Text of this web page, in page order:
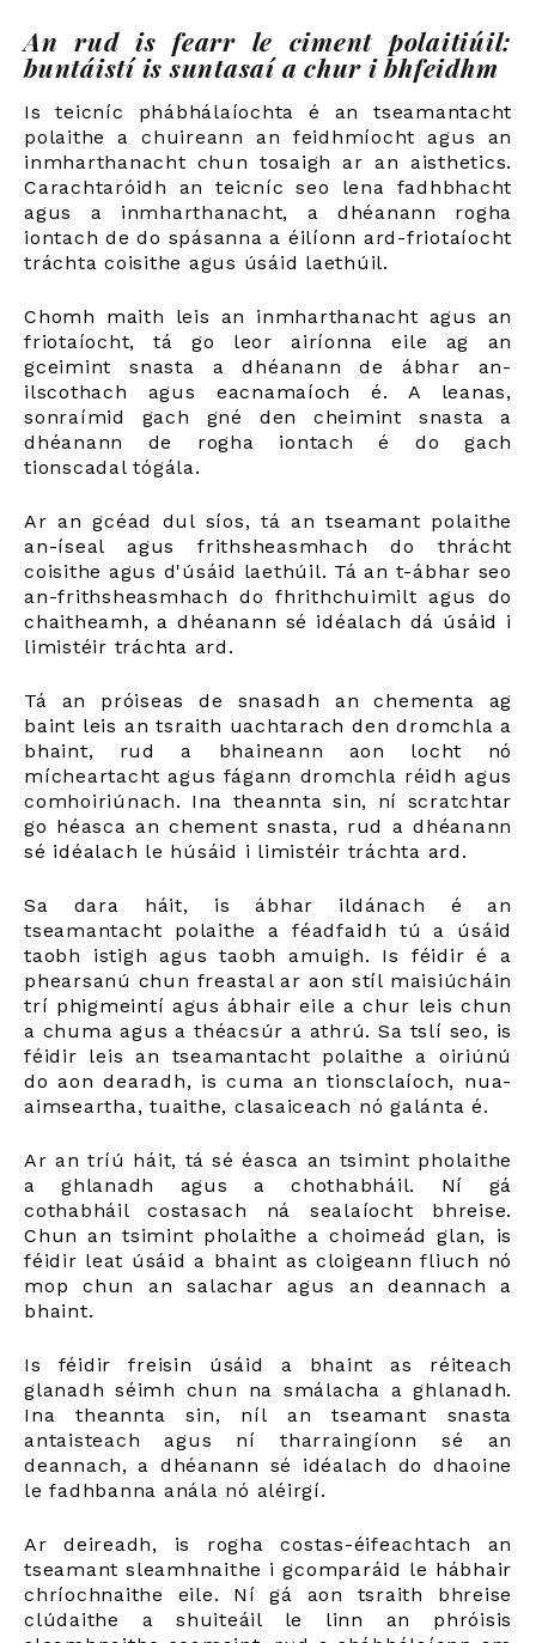
An rud is fearr le ciment polaitiúil:
buntáistí is suntasaí a chur i bhfeidhm
Is teicníc phábhálaíochta é an tseamantacht
polaithe a chuireann an feidhmíocht agus an
inmharthanacht chun tosaigh ar an aisthetics.
Carachtaróidh an teicníc seo lena fadhbhacht
agus a inmharthanacht, a dhéanann rogha
iontach de do spásanna a éilíonn ard-friotaíocht
tráchta coisithe agus úsáid laethúil.
Chomh maith leis an inmharthanacht agus an
friotaíocht, tá go leor airíonna eile ag an
gceimint snasta a dhéanann de ábhar an-
ilscothach agus eacnamaíoch é. A leanas,
sonraímid gach gné den cheimint snasta a
dhéanann de rogha iontach é do gach
tionscadal tógála.
Ar an gcéad dul síos, tá an tseamant polaithe
an-íseal agus frithsheasmhach do thrácht
coisithe agus d'úsáid laethúil. Tá an t-ábhar seo
an-frithsheasmhach do fhrithchuimilt agus do
chaitheamh, a dhéanann sé idéalach dá úsáid i
limistéir tráchta ard.
Tá an próiseas de snasadh an chementa ag
baint leis an tsraith uachtarach den dromchla a
bhaint, rud a bhaineann aon locht nó
mícheartacht agus fágann dromchla réidh agus
comhoiriúnach. Ina theannta sin, ní scratchtar
go héasca an chement snasta, rud a dhéanann
sé idéalach le húsáid i limistéir tráchta ard.
Sa dara háit, is ábhar ildánach é an
tseamantacht polaithe a féadfaidh tú a úsáid
taobh istigh agus taobh amuigh. Is féidir é a
phearsanú chun freastal ar aon stíl maisiúcháin
trí phigmeintí agus ábhair eile a chur leis chun
a chuma agus a théacsúr a athrú. Sa tslí seo, is
féidir leis an tseamantacht polaithe a oiriúnú
do aon dearadh, is cuma an tionsclaíoch, nua-
aimseartha, tuaithe, clasaiceach nó galánta é.
Ar an tríú háit, tá sé éasca an tsimint pholaithe
a ghlanadh agus a chothabháil. Ní gá
cothabháil costasach ná sealaíocht bhreise.
Chun an tsimint pholaithe a choimeád glan, is
féidir leat úsáid a bhaint as cloigeann fliuch nó
mop chun an salachar agus an deannach a
bhaint.
Is féidir freisin úsáid a bhaint as réiteach
glanadh séimh chun na smálacha a ghlanadh.
Ina theannta sin, níl an tseamant snasta
antaisteach agus ní tharraingíonn sé an
deannach, a dhéanann sé idéalach do dhaoine
le fadhbanna anála nó aléirgí.
Ar deireadh, is rogha costas-éifeachtach an
tseamant sleamhnaithe i gcomparáid le hábhair
chríochnaithe eile. Ní gá aon tsraith bhreise
clúdaithe a shuiteáil le linn an phróisis